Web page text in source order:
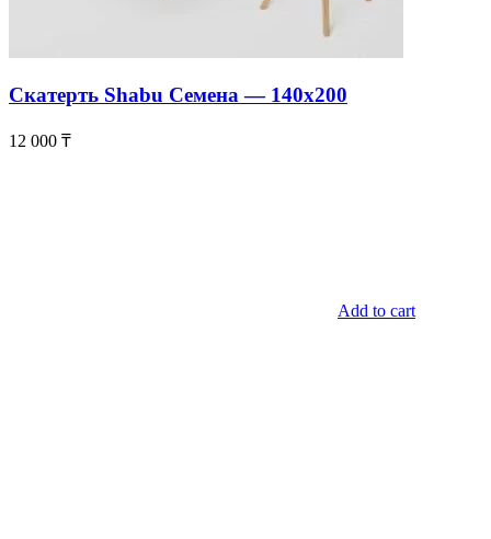
Скатерть Shabu Семена — 140х200
12 000 ₸
Add to cart